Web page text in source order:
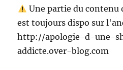
Une partie du contenu
est toujours dispo sur
http://apologie-d-une-
addicte.over-blog.com